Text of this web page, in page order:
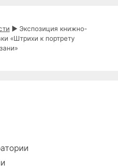
► Экспозиция книжно-
«Штрихи к портрету